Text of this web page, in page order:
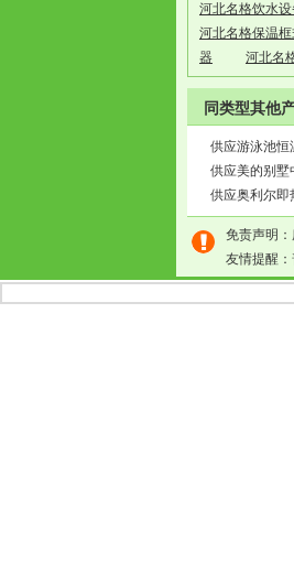
河北名格饮水设
河北名格保温
器
河北名
同类型其他
供应游泳池恒
供应美的别墅
供应奥利尔即
免责声明
友情提醒